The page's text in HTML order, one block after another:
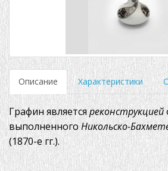
Описание Характеристики
Графин являетсяреконструкцией
выполненного Никольско-
(1870-е гг.).